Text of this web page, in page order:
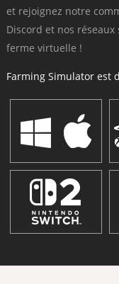
et rejoignez notre
Discord et nos
ferme virtuelle !
Farming Simulator est